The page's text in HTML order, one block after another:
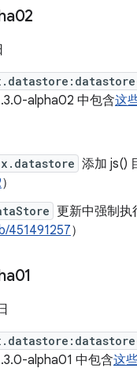
alpha02 中包含这
添加 js()
）
更新中强制执
451491257）
alpha01 中包含这